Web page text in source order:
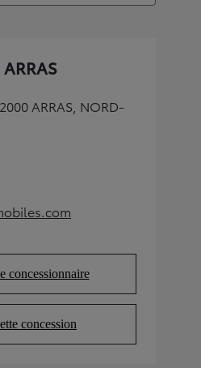
ARRAS, NORD-
in new tab)
concessionnaire
in new tab)
concession
in new tab)